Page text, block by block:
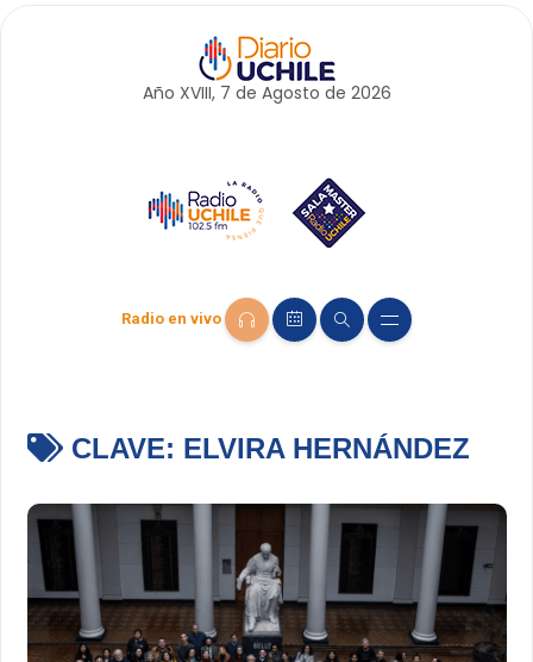
Año XVIII, 7 de Agosto de 2026
Radio en vivo
CLAVE: ELVIRA HERNÁNDEZ